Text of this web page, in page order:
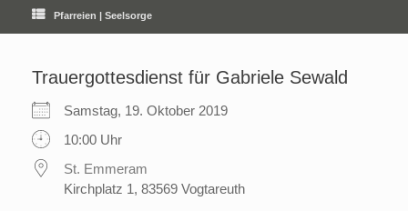
Pfarreien | Seelsorge
Trauergottesdienst für Gabriele Sewald
Samstag, 19. Oktober 2019
10:00 Uhr
St. Emmeram
Kirchplatz 1, 83569 Vogtareuth